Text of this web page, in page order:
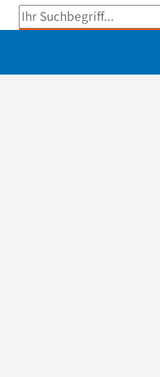
Suchbegriff eingeben